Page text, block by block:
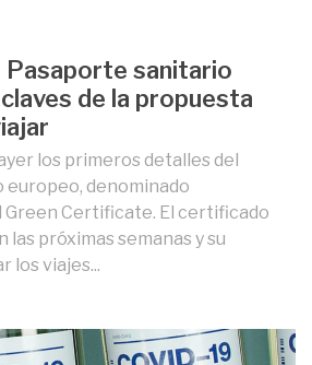
Pasaporte sanitario
de la propuesta
los primeros detalles del
denominado
Certificate. El certificado
próximas semanas y su
los viajes...